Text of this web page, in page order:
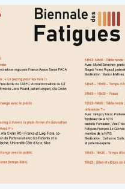
des
MALADIES
RARES